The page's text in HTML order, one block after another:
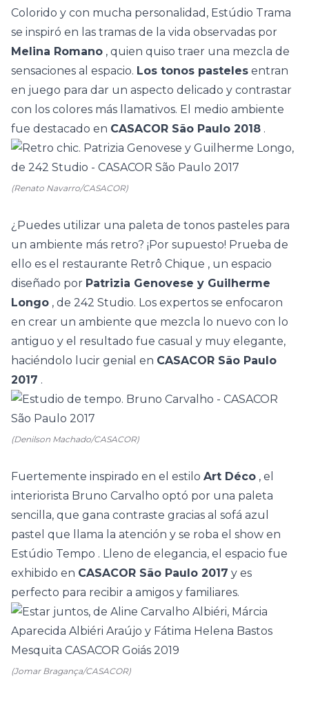
Colorido y con mucha personalidad, Estúdio Trama
se inspiró en las tramas de la vida observadas por
Melina Romano , quien quiso traer una mezcla de
sensaciones al espacio. Los tonos pasteles entran
en juego para dar un aspecto delicado y contrastar
con los colores más llamativos. El medio ambiente
fue destacado en CASACOR São Paulo 2018 .
(Renato Navarro/CASACOR)
¿Puedes utilizar una paleta de tonos pasteles para
un ambiente más retro? ¡Por supuesto! Prueba de
ello es el restaurante Retrô Chique , un espacio
diseñado por Patrizia Genovese y Guilherme
Longo , de 242 Studio. Los expertos se enfocaron
en crear un ambiente que mezcla lo nuevo con lo
antiguo y el resultado fue casual y muy elegante,
haciéndolo lucir genial en CASACOR São Paulo
2017 .
(Denilson Machado/CASACOR)
Fuertemente inspirado en el estilo Art Déco , el
interiorista Bruno Carvalho optó por una paleta
sencilla, que gana contraste gracias al sofá azul
pastel que llama la atención y se roba el show en
Estúdio Tempo . Lleno de elegancia, el espacio fue
exhibido en CASACOR São Paulo 2017 y es
perfecto para recibir a amigos y familiares.
(Jomar Bragança/CASACOR)